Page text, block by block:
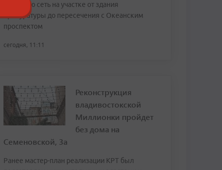
тепловую сеть на участке от здания
прокуратуры до пересечения с Океанским
проспектом
сегодня, 11:11
Реконструкция
владивостокской
Миллионки пройдет
без дома на
Семеновской, 3а
Ранее мастер-план реализации КРТ был